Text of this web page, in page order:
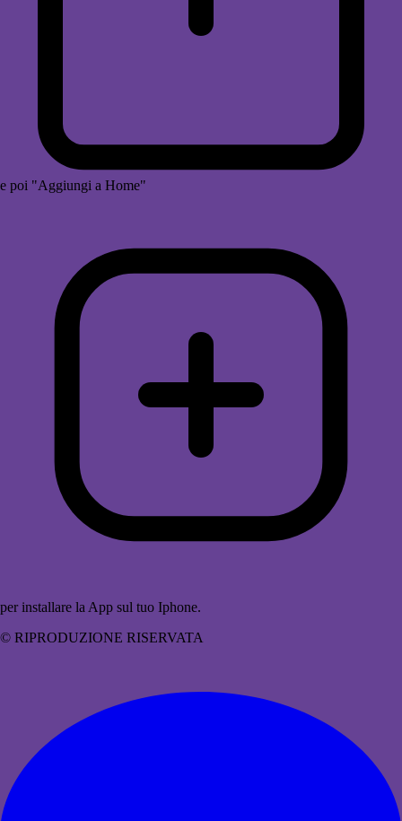
e poi "Aggiungi a Home"
per installare la App sul tuo Iphone.
© RIPRODUZIONE RISERVATA